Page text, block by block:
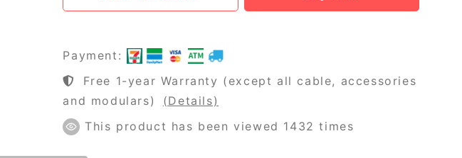
Payment:
Free 1-year Warranty (except all cable, accessories
and modulars)
(Details)
This product has been viewed 1432 times